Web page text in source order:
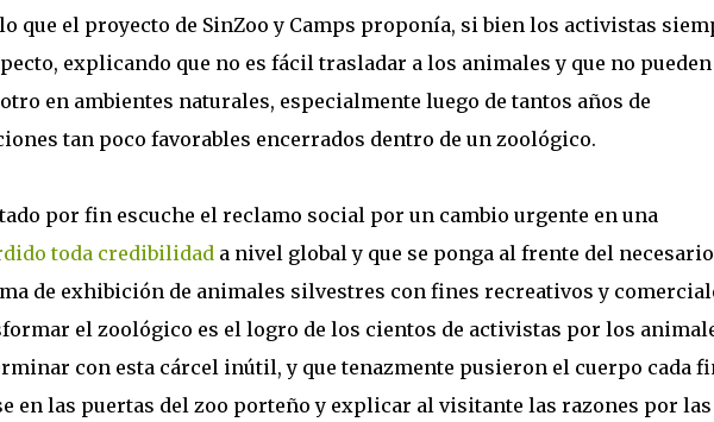
que el proyecto de SinZoo y Camps proponía, si bien los activistas
explicando que no es fácil trasladar a los animales y que no
en ambientes naturales, especialmente luego de tantos años de
tan poco favorables encerrados dentro de un zoológico.
por fin escuche el reclamo social por un cambio urgente en una
toda credibilidada nivel global y que se ponga al frente del necesario
de exhibición de animales silvestres con fines recreativos y
el zoológico es el logro de los cientos de activistas por los
con esta cárcel inútil, y que tenazmente pusieron el cuerpo cada
en las puertas del zoo porteño y explicar al visitante las razones por las